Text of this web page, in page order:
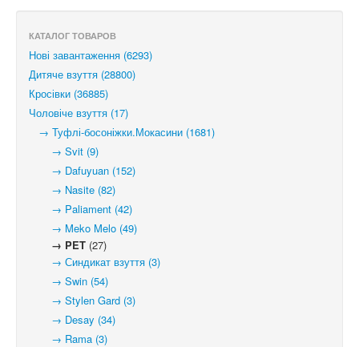
КАТАЛОГ ТОВАРОВ
Нові завантаження (6293)
Дитяче взуття (28800)
Кросівки (36885)
Чоловіче взуття (17)
→ Туфлі-босоніжки.Мокасини (1681)
→ Svit (9)
→ Dafuyuan (152)
→ Nasite (82)
→ Paliament (42)
→ Meko Melo (49)
→ PET (27)
→ Синдикат взуття (3)
→ Swin (54)
→ Stylen Gard (3)
→ Desay (34)
→ Rama (3)